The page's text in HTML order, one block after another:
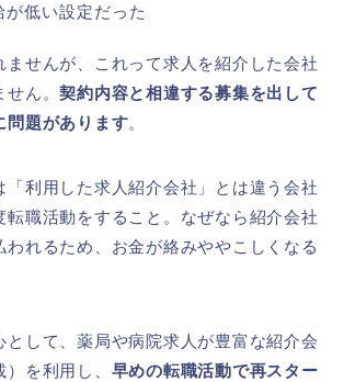
が低い設定だった
ませんが、これって求人を紹介した会社
せん。契約内容と相違する募集を出して
問題があります。
「利用した求人紹介会社」とは違う会社
転職活動をすること。なぜなら紹介会社
われるため、お金が絡みややこしくなる
として、薬局や病院求人が豊富な紹介会
を利用し、 早めの転職活動で再スター